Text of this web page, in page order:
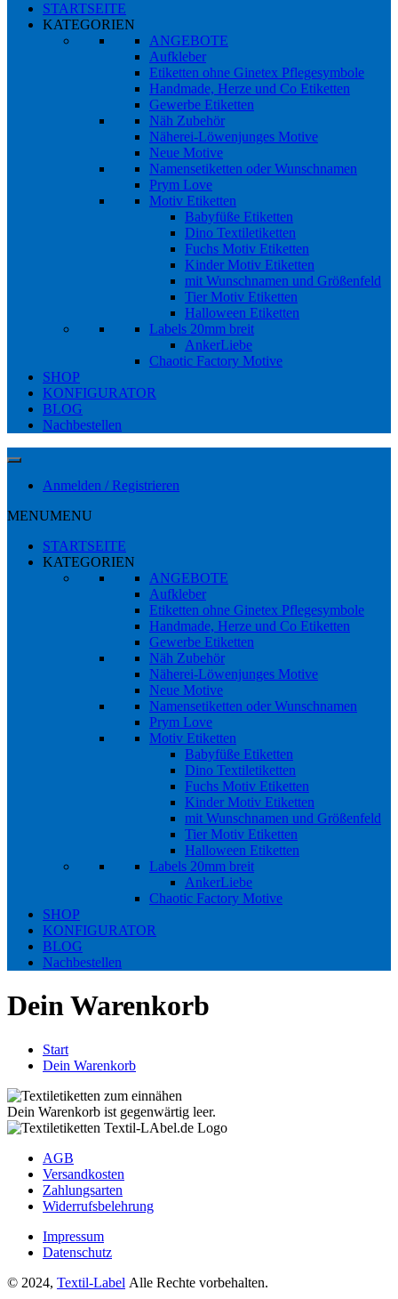
STARTSEITE
KATEGORIEN
ANGEBOTE
Aufkleber
Etiketten ohne Ginetex Pflegesymbole
Handmade, Herze und Co Etiketten
Gewerbe Etiketten
Näh Zubehör
Näherei-Löwenjunges Motive
Neue Motive
Namensetiketten oder Wunschnamen
Prym Love
Motiv Etiketten
Babyfüße Etiketten
Dino Textiletiketten
Fuchs Motiv Etiketten
Kinder Motiv Etiketten
mit Wunschnamen und Größenfeld
Tier Motiv Etiketten
Halloween Etiketten
Labels 20mm breit
AnkerLiebe
Chaotic Factory Motive
SHOP
KONFIGURATOR
BLOG
Nachbestellen
Anmelden / Registrieren
MENUMENU
STARTSEITE
KATEGORIEN
ANGEBOTE
Aufkleber
Etiketten ohne Ginetex Pflegesymbole
Handmade, Herze und Co Etiketten
Gewerbe Etiketten
Näh Zubehör
Näherei-Löwenjunges Motive
Neue Motive
Namensetiketten oder Wunschnamen
Prym Love
Motiv Etiketten
Babyfüße Etiketten
Dino Textiletiketten
Fuchs Motiv Etiketten
Kinder Motiv Etiketten
mit Wunschnamen und Größenfeld
Tier Motiv Etiketten
Halloween Etiketten
Labels 20mm breit
AnkerLiebe
Chaotic Factory Motive
SHOP
KONFIGURATOR
BLOG
Nachbestellen
Dein Warenkorb
Start
Dein Warenkorb
Dein Warenkorb ist gegenwärtig leer.
AGB
Versandkosten
Zahlungsarten
Widerrufsbelehrung
Impressum
Datenschutz
© 2024, Textil-Label Alle Rechte vorbehalten.